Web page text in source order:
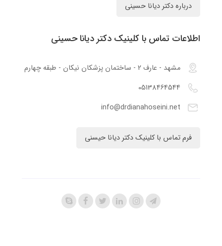
درباره دکتر دیانا حسینی
اطلاعات تماس با کلینیک دکتر دیانا حسینی
مشهد - عارف 2 - ساختمان پزشکان نیکان - طبقه چهارم
05138464544
info@drdianahoseini.net
فرم تماس با کلینیک دکتر دیانا حیسنی